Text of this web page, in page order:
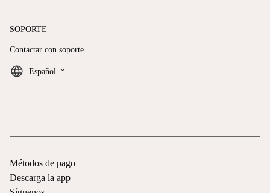
SOPORTE
Contactar con soporte
Español keyboard_arrow_down
Métodos de pago
Descarga la app